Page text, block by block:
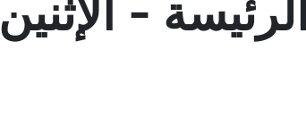
الإثنين 15 ديسمبر 2025